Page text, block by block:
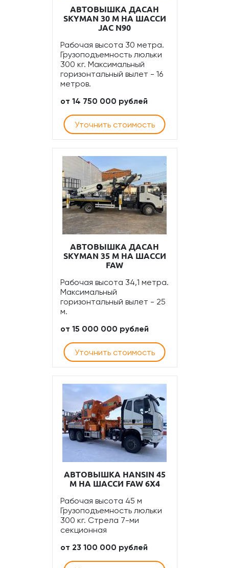
АВТОВЫШКА ДАСАН
SKYMAN 30 М НА ШАССИ
JAC N90
Рабочая высота 30 метра.
Грузоподъемность люльки
300 кг. Максимальный
горизонтальный вылет - 16
метров.
от 14 750 000 рублей
Уточнить стоимость
АВТОВЫШКА ДАСАН
SKYMAN 35 М НА ШАССИ
FAW
Рабочая высота 34,1 метра.
Максимальный
горизонтальный вылет - 25
м.
от 15 000 000 рублей
Уточнить стоимость
АВТОВЫШКА HANSIN 45
М НА ШАССИ FAW 6Х4
Рабочая высота 45 м
Грузоподъемность люльки
300 кг. Стрела 7-ми
секционная
от 23 100 000 рублей